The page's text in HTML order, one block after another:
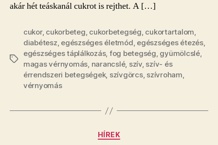
akár hét teáskanál cukrot is rejthet. A […]
Címkék
cukor, cukorbeteg, cukorbetegség, cukortartalom,
diabétesz, egészséges életmód, egészséges étezés,
egészséges táplálkozás, fog betegség, gyümölcslé,
magas vérnyomás, narancslé, szív, szív- és
érrendszeri betegségek, szívgörcs, szívroham,
vérnyomás
Kategóriák
HÍREK